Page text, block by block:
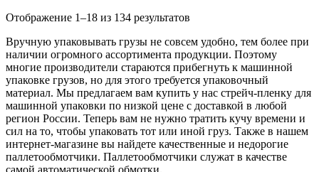
Отображение 1–18 из 134 результатов
Вручную упаковывать грузы не совсем удобно, тем более при
наличии огромного ассортимента продукции. Поэтому
многие производители стараются прибегнуть к машинной
упаковке грузов, но для этого требуется упаковочный
материал. Мы предлагаем вам купить у нас стрейч-пленку для
машинной упаковки по низкой цене с доставкой в любой
регион России. Теперь вам не нужно тратить кучу времени и
сил на то, чтобы упаковать тот или иной груз. Также в нашем
интернет-магазине вы найдете качественные и недорогие
паллетообмотчики. Паллетообмотчики служат в качестве
самой автоматической обмотки.